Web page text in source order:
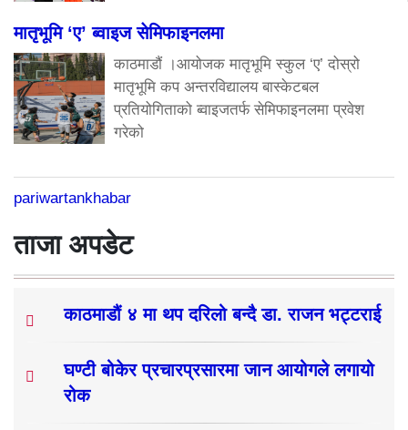
मातृभूमि ‘ए’ ब्वाइज सेमिफाइनलमा
काठमाडौं ।आयोजक मातृभूमि स्कुल ‘ए’ दोस्रो
मातृभूमि कप अन्तरविद्यालय बास्केटबल
प्रतियोगिताको ब्वाइजतर्फ सेमिफाइनलमा प्रवेश
गरेको
pariwartankhabar
ताजा अपडेट
काठमाडौं ४ मा थप दरिलो बन्दै डा. राजन भट्टराई
घण्टी बोकेर प्रचारप्रसारमा जान आयोगले लगायो
रोक